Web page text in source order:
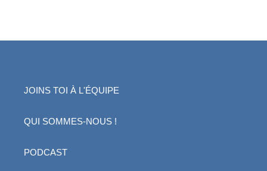
JOINS TOI À L'ÉQUIPE
QUI SOMMES-NOUS !
PODCAST